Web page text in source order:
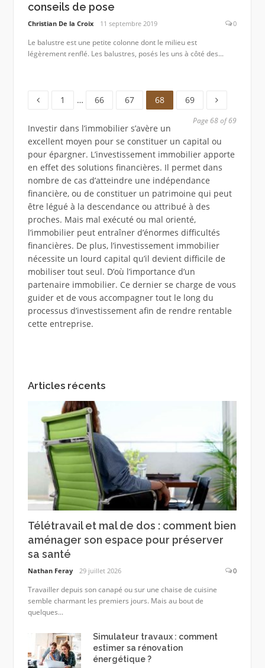
conseils de pose
Christian De la Croix 11 septembre 2019 0
Le balustre est une petite colonne dont le milieu est
légèrement renflé. Les balustres, posés les uns à côté des...
Page
1 … Page
66 Page
67 Page
68 Page
69
Page 68 of 69
Investir dans l’immobilier s’avère un
excellent moyen pour se constituer un capital ou
pour épargner. L’investissement immobilier apporte
en effet des solutions financières. Il permet dans
nombre de cas d’atteindre une indépendance
financière, ou de constituer un patrimoine qui peut
être légué à la descendance ou attribué à des
proches. Mais mal exécuté ou mal orienté,
l’immobilier peut entraîner d’énormes difficultés
financières. De plus, l’investissement immobilier
nécessite un lourd capital qu’il devient difficile de
mobiliser tout seul. D’où l’importance d’un
partenaire immobilier. Ce dernier se charge de vous
guider et de vous accompagner tout le long du
processus d’investissement afin de rendre rentable
cette entreprise.
Articles récents
Télétravail et mal de dos : comment bien
aménager son espace pour préserver
sa santé
Nathan Feray 29 juillet 2026 0
Travailler depuis son canapé ou sur une chaise de cuisine
semble charmant les premiers jours. Mais au bout de
quelques...
Simulateur travaux : comment
estimer sa rénovation
énergétique ?